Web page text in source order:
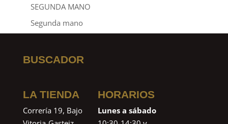
SEGUNDA MANO
Segunda mano
BUSCADOR
LA TIENDA
Correría 19, Bajo
HORARIOS
Lunes a sábado